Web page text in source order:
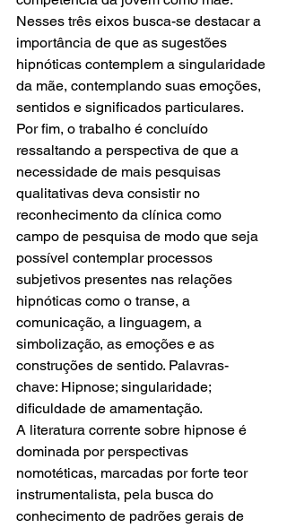
Nesses três eixos busca-se destacar a
importância de que as sugestões
hipnóticas contemplem a singularidade
da mãe, contemplando suas emoções,
sentidos e significados particulares.
Por fim, o trabalho é concluído
ressaltando a perspectiva de que a
necessidade de mais pesquisas
qualitativas deva consistir no
reconhecimento da clínica como
campo de pesquisa de modo que seja
possível contemplar processos
subjetivos presentes nas relações
hipnóticas como o transe, a
comunicação, a linguagem, a
simbolização, as emoções e as
construções de sentido. Palavras-
chave: Hipnose; singularidade;
dificuldade de amamentação.
A literatura corrente sobre hipnose é
dominada por perspectivas
nomotéticas, marcadas por forte teor
instrumentalista, pela busca do
conhecimento de padrões gerais de